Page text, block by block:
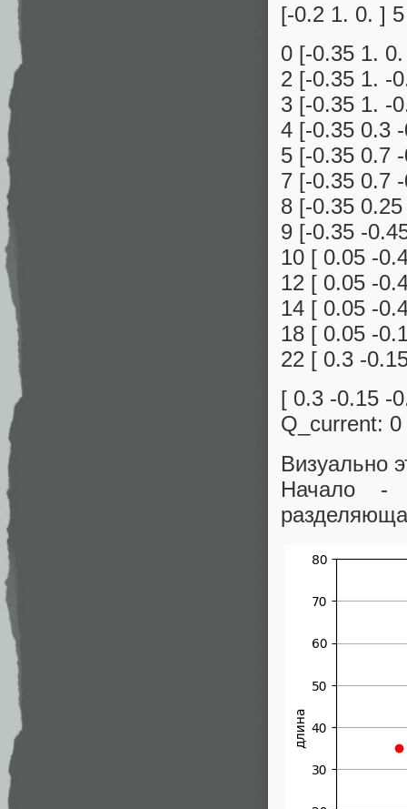
[-0.2 1. 0. ] 5
0 [-0.35 1.
2 [-0.35 1. -
3 [-0.35 1. -
4 [-0.35 0.3
5 [-0.35 0.7
7 [-0.35 0.7
8 [-0.35
9 [-0.35 -
10 [ 0.05 -
12 [ 0.05 -
14 [ 0.05 -
18 [ 0.05 -
22 [ 0.3 -
[ 0.3 -0.15 -
Q_current:
Визуально
Начало -